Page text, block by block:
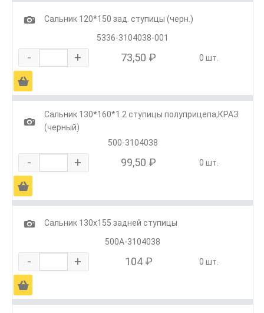
1
Сальник 120*150 зад. ступицы (черн.)
5336-3104038-001
- + 73,50 ₽ 0 шт.
Ä
1
Сальник 130*160*1.2 ступицы полуприцепа,КРАЗ
(черный)
500-3104038
- + 99,50 ₽ 0 шт.
Ä
1
Сальник 130х155 задней ступицы
500А-3104038
- + 104 ₽ 0 шт.
Ä